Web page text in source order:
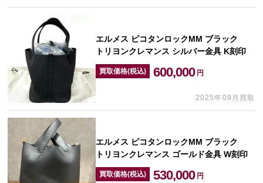
エルメス ピコタンロックMM ブラック
トリヨンクレマンス シルバー金具 K刻印
買取価格(税込) 600,000 円
2025年09月買取
エルメス ピコタンロックMM ブラック
トリヨンクレマンス ゴールド金具 W刻印
買取価格(税込) 530,000 円